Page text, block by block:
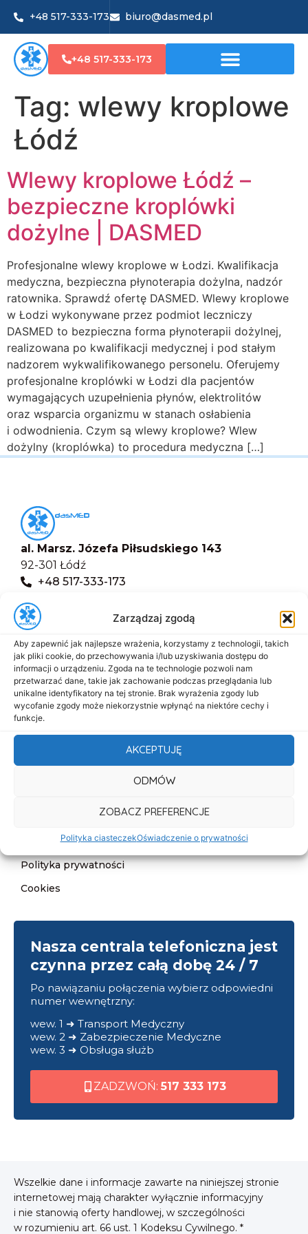
Zarządzaj zgodą
Aby zapewnić jak najlepsze wrażenia, korzystamy z technologii, takich
jak pliki cookie, do przechowywania i/lub uzyskiwania dostępu do
informacji o urządzeniu. Zgoda na te technologie pozwoli nam
przetwarzać dane, takie jak zachowanie podczas przeglądania lub
unikalne identyfikatory na tej stronie. Brak wyrażenia zgody lub
wycofanie zgody może niekorzystnie wpłynąć na niektóre cechy i
funkcje.
AKCEPTUJĘ
ODMÓW
ZOBACZ PREFERENCJE
Polityka ciasteczekOświadczenie o prywatności
+48 517-333-173 biuro@dasmed.pl
+48 517-333-173
Tag: wlewy kroplowe
Łódź
Wlewy kroplowe Łódź –
bezpieczne kroplówki
dożylne | DASMED
Profesjonalne wlewy kroplowe w Łodzi. Kwalifikacja
medyczna, bezpieczna płynoterapia dożylna, nadzór
ratownika. Sprawdź ofertę DASMED. Wlewy kroplowe
w Łodzi wykonywane przez podmiot leczniczy
DASMED to bezpieczna forma płynoterapii dożylnej,
realizowana po kwalifikacji medycznej i pod stałym
nadzorem wykwalifikowanego personelu. Oferujemy
profesjonalne kroplówki w Łodzi dla pacjentów
wymagających uzupełnienia płynów, elektrolitów
oraz wsparcia organizmu w stanach osłabienia
i odwodnienia. Czym są wlewy kroplowe? Wlew
dożylny (kroplówka) to procedura medyczna […]
al. Marsz. Józefa Piłsudskiego 143
92-301 Łódź
+48 517-333-173
biuro@dasmed.pl
Menu
Start
O nas
Oferta
Cennik
Kontakt
Deklaracja dostępności
Klauzula informacyjna
Polityka prywatności
Cookies
Nasza centrala telefoniczna jest
czynna przez całą dobę 24 / 7
Po nawiązaniu połączenia wybierz odpowiedni
numer wewnętrzny:
wew. 1 ➜ Transport Medyczny
wew. 2 ➜ Zabezpieczenie Medyczne
wew. 3 ➜ Obsługa służb
ZADZWOŃ: 517 333 173
Wszelkie dane i informacje zawarte na niniejszej stronie
internetowej mają charakter wyłącznie informacyjny
i nie stanowią oferty handlowej, w szczególności
w rozumieniu art. 66 ust. 1 Kodeksu Cywilnego. *